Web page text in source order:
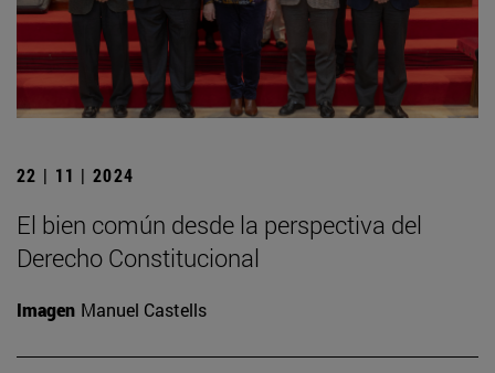
22 | 11 | 2024
El bien común desde la perspectiva del
Derecho Constitucional
Imagen Manuel Castells